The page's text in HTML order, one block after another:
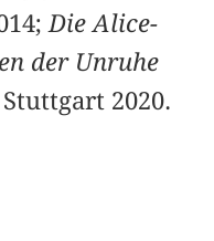
Die Alice-
der Unruhe
2020.